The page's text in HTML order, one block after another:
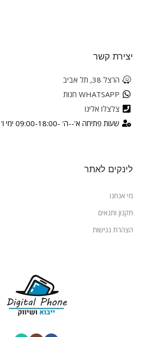
יצירת קשר
הרצל 38, תל אביב
WHATSAPP חנות
צלצלו אלינו
שעות פתיחה א'--ה' -09:00-18:00 ימי ו' 09:00-14:00
לינקים לאתר
מי אנחנו
תקנון ותנאים
הצהרת נגישות